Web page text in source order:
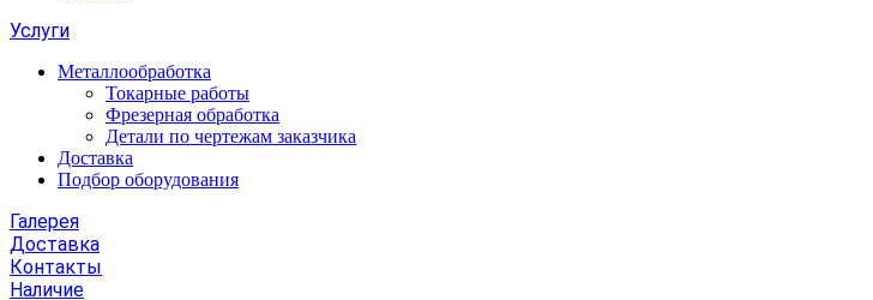
Услуги
Металлообработка
Токарные работы
Фрезерная обработка
Детали по чертежам заказчика
Доставка
Подбор оборудования
Галерея
Доставка
Контакты
Наличие